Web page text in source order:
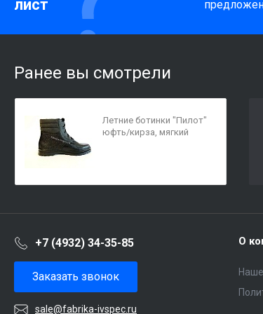
лист
Ранее вы смотрели
Летние ботинки "Пилот"
юфть/кирза, мягкий
+7 (4932) 34-35-85
Заказать звонок
sale@fabrika-ivspec.ru
О